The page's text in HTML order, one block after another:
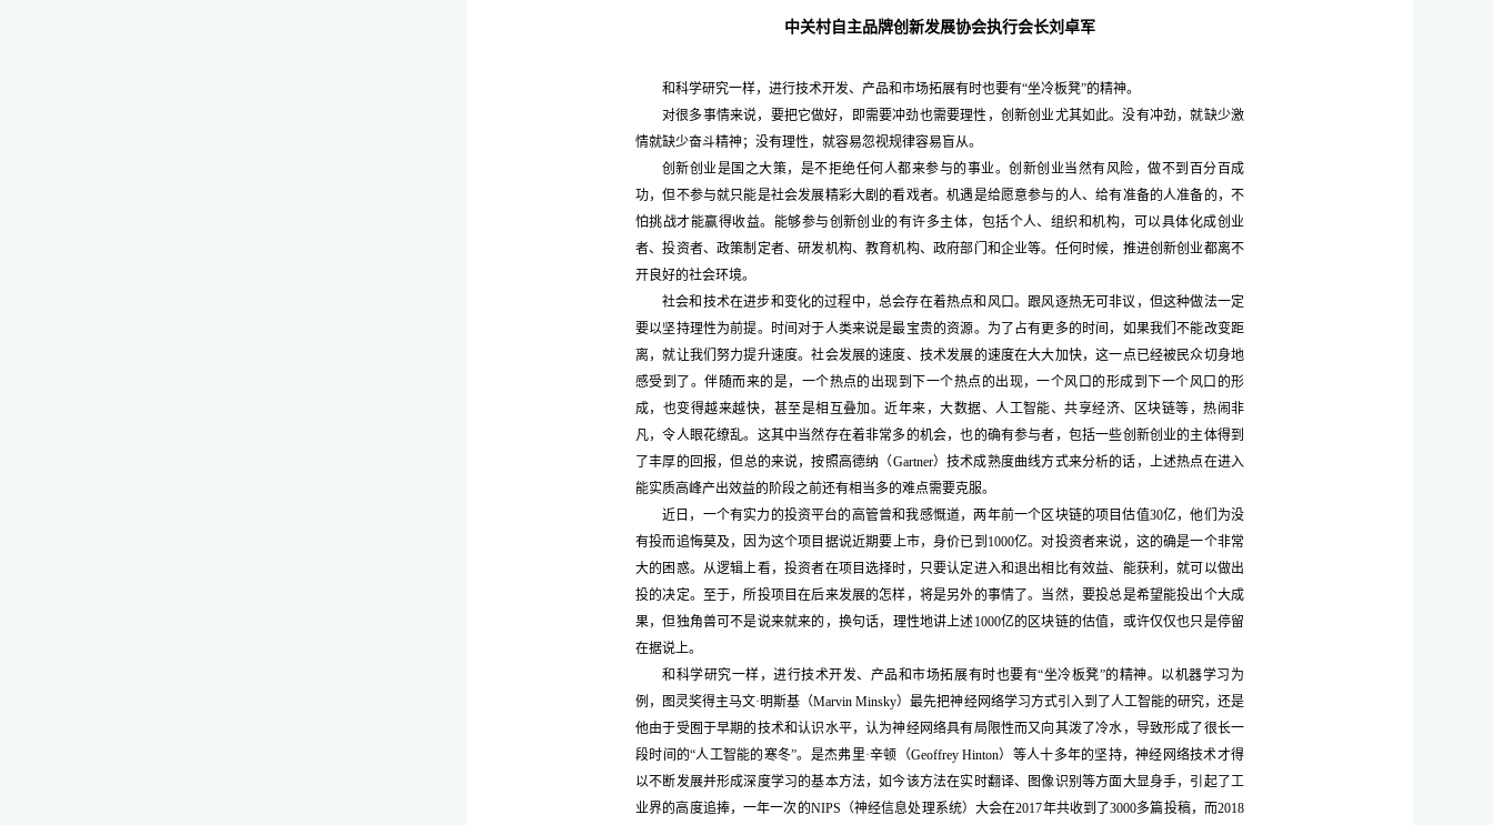
中关村自主品牌创新发展协会执行会长刘卓军
和科学研究一样，进行技术开发、产品和市场拓展有时也要有“坐冷板凳”的精神。
对很多事情来说，要把它做好，即需要冲劲也需要理性，创新创业尤其如此。没有冲劲，就缺少激
情就缺少奋斗精神；没有理性，就容易忽视规律容易盲从。
创新创业是国之大策，是不拒绝任何人都来参与的事业。创新创业当然有风险，做不到百分百成
功，但不参与就只能是社会发展精彩大剧的看戏者。机遇是给愿意参与的人、给有准备的人准备的，不
怕挑战才能赢得收益。能够参与创新创业的有许多主体，包括个人、组织和机构，可以具体化成创业
者、投资者、政策制定者、研发机构、教育机构、政府部门和企业等。任何时候，推进创新创业都离不
开良好的社会环境。
社会和技术在进步和变化的过程中，总会存在着热点和风口。跟风逐热无可非议，但这种做法一定
要以坚持理性为前提。时间对于人类来说是最宝贵的资源。为了占有更多的时间，如果我们不能改变距
离，就让我们努力提升速度。社会发展的速度、技术发展的速度在大大加快，这一点已经被民众切身地
感受到了。伴随而来的是，一个热点的出现到下一个热点的出现，一个风口的形成到下一个风口的形
成，也变得越来越快，甚至是相互叠加。近年来，大数据、人工智能、共享经济、区块链等，热闹非
凡，令人眼花缭乱。这其中当然存在着非常多的机会，也的确有参与者，包括一些创新创业的主体得到
了丰厚的回报，但总的来说，按照高德纳（Gartner）技术成熟度曲线方式来分析的话，上述热点在进入
能实质高峰产出效益的阶段之前还有相当多的难点需要克服。
近日，一个有实力的投资平台的高管曾和我感慨道，两年前一个区块链的项目估值30亿，他们为没
有投而追悔莫及，因为这个项目据说近期要上市，身价已到1000亿。对投资者来说，这的确是一个非常
大的困惑。从逻辑上看，投资者在项目选择时，只要认定进入和退出相比有效益、能获利，就可以做出
投的决定。至于，所投项目在后来发展的怎样，将是另外的事情了。当然，要投总是希望能投出个大成
果，但独角兽可不是说来就来的，换句话，理性地讲上述1000亿的区块链的估值，或许仅仅也只是停留
在据说上。
和科学研究一样，进行技术开发、产品和市场拓展有时也要有“坐冷板凳”的精神。以机器学习为
例，图灵奖得主马文·明斯基（Marvin Minsky）最先把神经网络学习方式引入到了人工智能的研究，还是
他由于受囿于早期的技术和认识水平，认为神经网络具有局限性而又向其泼了冷水，导致形成了很长一
段时间的“人工智能的寒冬”。是杰弗里·辛顿（Geoffrey Hinton）等人十多年的坚持，神经网络技术才得
以不断发展并形成深度学习的基本方法，如今该方法在实时翻译、图像识别等方面大显身手，引起了工
业界的高度追捧，一年一次的NIPS（神经信息处理系统）大会在2017年共收到了3000多篇投稿，而2018